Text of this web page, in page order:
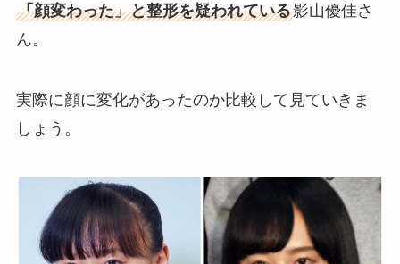
「顔変わった」と整形を疑われている影山優佳さ
ん。
実際に顔に変化があったのか比較して見ていきま
しょう。